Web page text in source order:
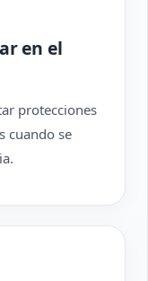
en el
protecciones
cuando se